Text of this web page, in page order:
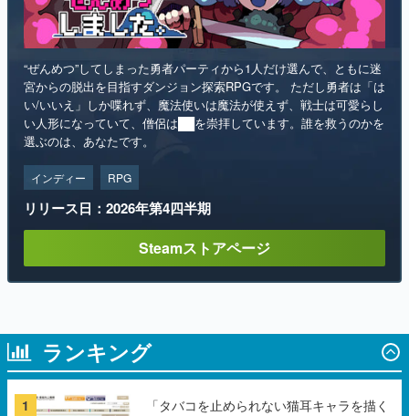
電ファミニコゲーマーとは？
運営：株式会社マレ
“ぜんめつ”してしまった勇者パーティから1人だけ選んで、ともに迷
宮からの脱出を目指すダンジョン探索RPGです。 ただし勇者は「は
い/いいえ」しか喋れず、魔法使いは魔法が使えず、戦士は可愛らし
い人形になっていて、僧侶は██を崇拝しています。誰を救うのかを
選ぶのは、あなたです。
インディー RPG
リリース日：2026年第4四半期
Steamストアページ
ランキング
1
「タバコを止められない猫耳キャラを描く